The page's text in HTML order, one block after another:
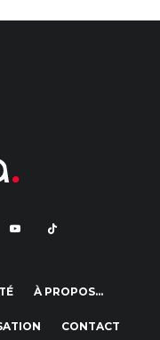
À PROPOS…
CONTACT